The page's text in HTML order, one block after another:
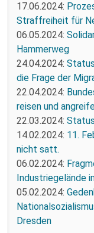
17.06.2024:
Straffreiheit für
06.05.2024:
Hammerweg
24.04.2024:
die Frage der
22.04.2024:
reisen und
22.03.2024:
14.02.2024: 11.
nicht satt.
06.02.2024:
Industriegelände
05.02.2024:
Dresden